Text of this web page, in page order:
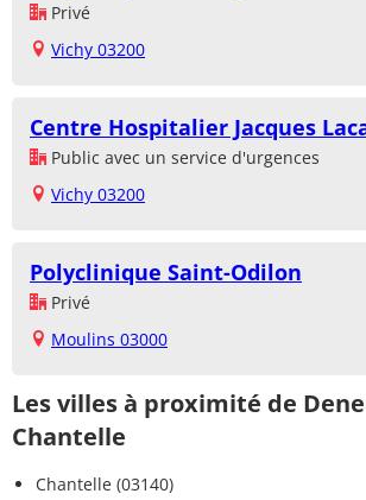
Privé
Vichy 03200
Centre Hospitalier Jacques
Public avec un service d'urgences
Vichy 03200
Polyclinique Saint-Odilon
Privé
Moulins 03000
Les villes à proximité de
Chantelle
Chantelle (03140)